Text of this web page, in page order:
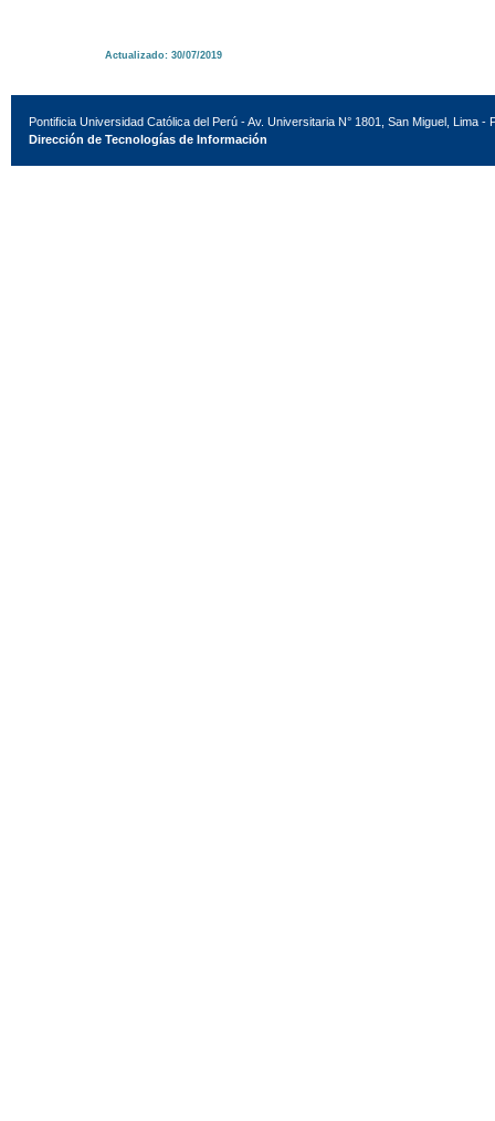
Actualizado: 30/07/2019
Pontificia Universidad Católica del Perú - Av. Universitaria N° 1801, San Miguel, Lima -
Dirección de Tecnologías de Información